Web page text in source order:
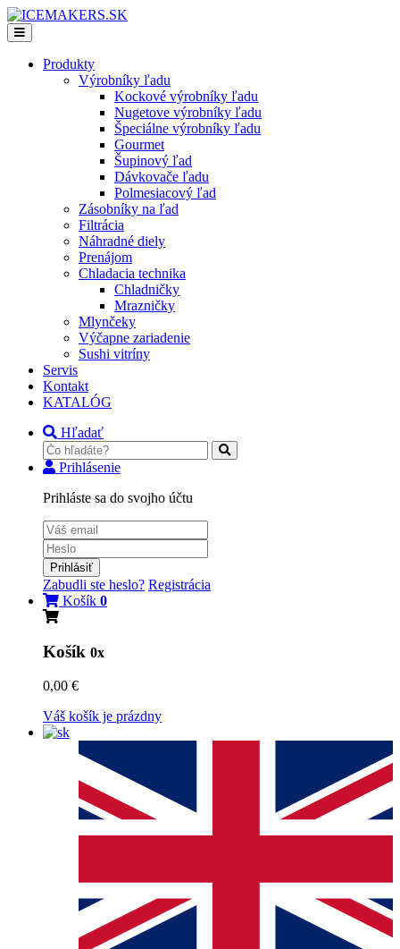
Produkty
Výrobníky ľadu
Kockové výrobníky ľadu
Nugetove výrobníky ľadu
Špeciálne výrobníky ľadu
Gourmet
Šupinový ľad
Dávkovače ľadu
Polmesiacový ľad
Zásobníky na ľad
Filtrácia
Náhradné diely
Prenájom
Chladacia technika
Chladničky
Mrazničky
Mlynčeky
Výčapne zariadenie
Sushi vitríny
Servis
Kontakt
KATALÓG
Hľadať
Prihlásenie
Prihláste sa do svojho účtu
Prihlásiť
Zabudli ste heslo? Registrácia
Košík 0
Košík 0x
0,00 €
Váš košík je prázdny